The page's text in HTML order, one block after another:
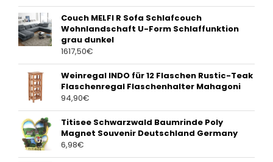
Couch MELFI R Sofa Schlafcouch
Wohnlandschaft U-Form Schlaffunktion
grau dunkel
1617,50€
Weinregal INDO für 12 Flaschen Rustic-Teak
Flaschenregal Flaschenhalter Mahagoni
94,90€
Titisee Schwarzwald Baumrinde Poly
Magnet Souvenir Deutschland Germany
6,98€